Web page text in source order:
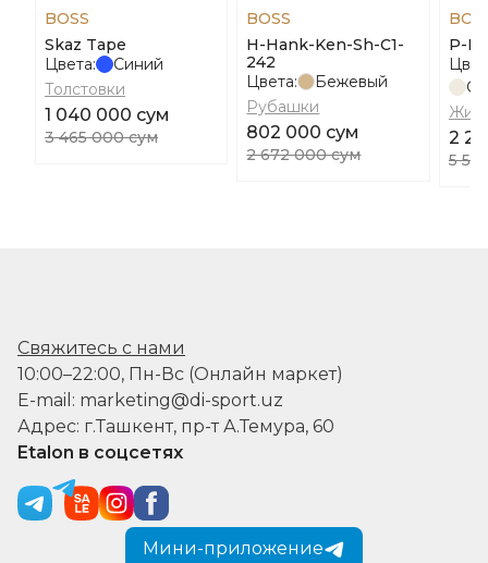
BOSS
Skaz Tape
Цвета:
Синий
Толстовки
1 040 000 сум
3 465 000 сум
BOSS
H-Hank-Ken-Sh-C1-
242
Цвета:
Бежевый
Рубашки
802 000 сум
2 672 000 сум
P-
2
5
Свяжитесь с нами
10:00–22:00, Пн-Вс (Онлайн маркет)
E-mail: marketing@di-sport.uz
Адрес: г.Ташкент, пр-т А.Темура, 60
Etalon в соцсетях
Мини-приложение